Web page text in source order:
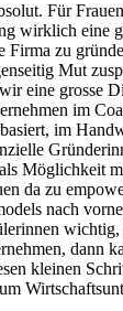
Für
wirklich eine
Firma zu
Mut
eine grosse
im
im
Möglichkeit
da zu
nach
wichtig,
dann
kleinen